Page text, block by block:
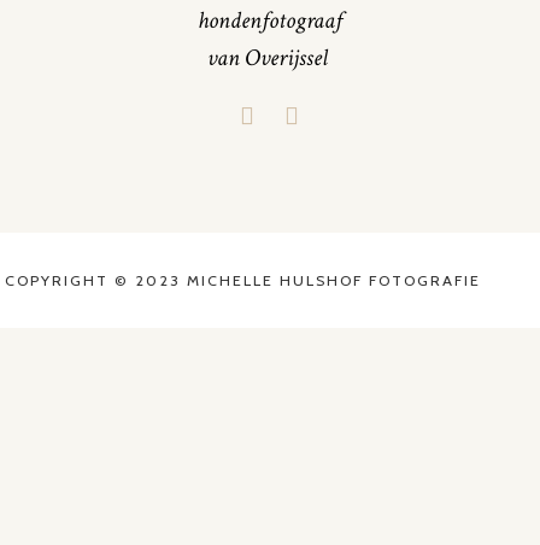
hondenfotograaf
van Overijssel
COPYRIGHT © 2023 MICHELLE HULSHOF FOTOGRAFIE